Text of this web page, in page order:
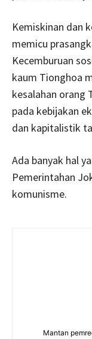
Kemiskinan dan
memicu
Kecemburuan
kaum Tionghoa
kesalahan orang
pada kebijakan
dan kapitalistik
Ada banyak hal
Pemerintahan
komunisme.
Mantan